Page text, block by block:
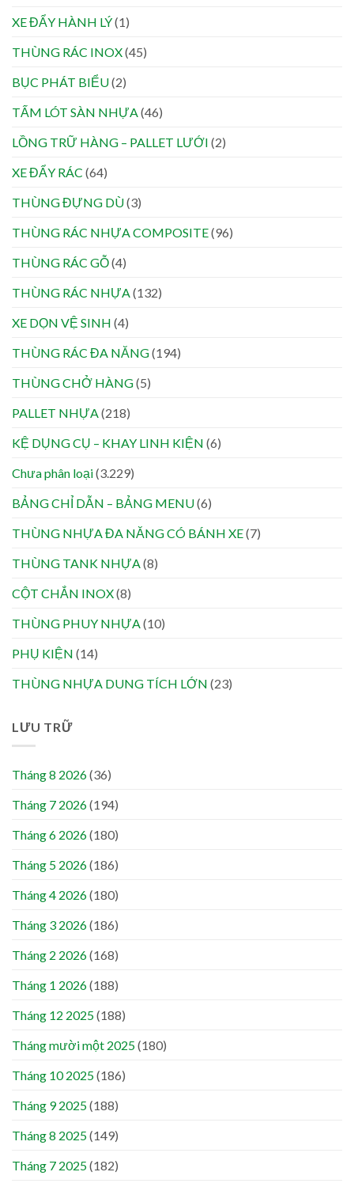
XE ĐẨY HÀNH LÝ(1)
THÙNG RÁC INOX(45)
BỤC PHÁT BIỂU(2)
TẤM LÓT SÀN NHỰA (46)
LỒNG TRỮ HÀNG – PALLET LƯỚI (2)
XE ĐẨY RÁC (64)
THÙNG ĐỰNG DÙ(3)
THÙNG RÁC NHỰA COMPOSITE(96)
THÙNG RÁC GỖ(4)
THÙNG RÁC NHỰA (132)
XE DỌN VỆ SINH (4)
THÙNG RÁC ĐA NĂNG(194)
THÙNG CHỞ HÀNG(5)
PALLET NHỰA (218)
KỆ DỤNG CỤ – KHAY LINH KIỆN (6)
Chưa phân loại(3.229)
BẢNG CHỈ DẪN – BẢNG MENU(6)
THÙNG NHỰA ĐA NĂNG CÓ BÁNH XE(7)
THÙNG TANK NHỰA (8)
CỘT CHẮN INOX(8)
THÙNG PHUY NHỰA (10)
PHỤ KIỆN (14)
THÙNG NHỰA DUNG TÍCH LỚN (23)
LƯU TRỮ
Tháng 8 2026(36)
Tháng 7 2026(194)
Tháng 6 2026(180)
Tháng 5 2026(186)
Tháng 4 2026(180)
Tháng 3 2026(186)
Tháng 2 2026(168)
Tháng 1 2026(188)
Tháng 12 2025(188)
Tháng mười một 2025(180)
Tháng 10 2025(186)
Tháng 9 2025(188)
Tháng 8 2025(149)
Tháng 7 2025(182)